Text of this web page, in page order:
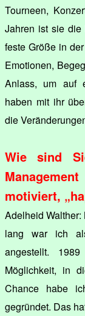
Tourneen,
Jahren ist sie die
feste Größe in
Emotionen,
Anlass, um auf
haben mit ihr
die
Wie sind
motiviert,
Adelheid
lang war ich
angestellt.
Möglichkeit, in
Chance habe
gegründet. Das